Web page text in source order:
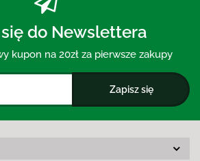
do Newslettera
kupon na 20zł za pierwsze zakupy